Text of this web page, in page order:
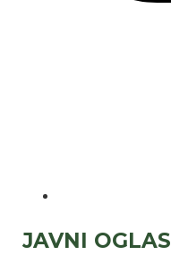
JAVNI OGLAS